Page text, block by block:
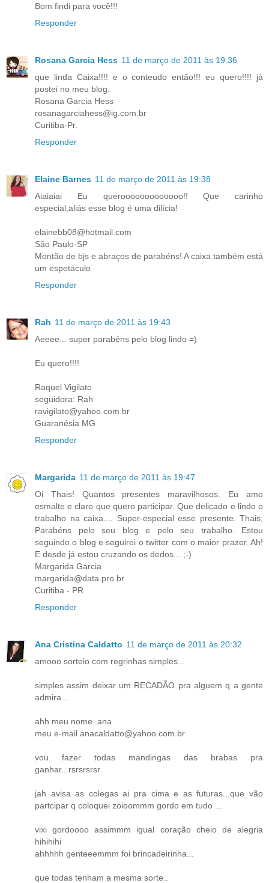
Bom findi para você!!!
Responder
Rosana Garcia Hess 11 de março de 2011 às 19:36
que linda Caixa!!!! e o conteudo então!!! eu quero!!!! já
postei no meu blog.
Rosana Garcia Hess
rosanagarciahess@ig.com.br
Curitiba-Pr.
Responder
Elaine Barnes 11 de março de 2011 às 19:38
Aiaiaiai Eu querooooooooooooo!! Que carinho
especial,aliás esse blog é uma dilícia!
elainebb08@hotmail.com
São Paulo-SP
Montão de bjs e abraços de parabéns! A caixa também está
um espetáculo
Responder
Rah 11 de março de 2011 às 19:43
Aeeee... super parabéns pelo blog lindo =)
Eu quero!!!!
Raquel Vigilato
seguidora: Rah
ravigilato@yahoo.com.br
Guaranésia MG
Responder
Margarida 11 de março de 2011 às 19:47
Oi Thais! Quantos presentes maravilhosos. Eu amo
esmalte e claro que quero participar. Que delicado e lindo o
trabalho na caixa.... Super-especial esse presente. Thais,
Parabéns pelo seu blog e pelo seu trabalho. Estou
seguindo o blog e seguirei o twitter com o maior prazer. Ah!
E desde já estou cruzando os dedos... ;-)
Margarida Garcia
margarida@data.pro.br
Curitiba - PR
Responder
Ana Cristina Caldatto 11 de março de 2011 às 20:32
amooo sorteio com regrinhas simples...
simples assim deixar um RECADÃO pra alguem q a gente
admira...
ahh meu nome..ana
meu e-mail anacaldatto@yahoo.com.br
vou fazer todas mandingas das brabas pra
ganhar...rsrsrsrsr
jah avisa as colegas ai pra cima e as futuras...que vão
partcipar q coloquei zoioommm gordo em tudo ...
vixi gordoooo assimmm igual coração cheio de alegria
hihihihi
ahhhhh genteeemmm foi brincadeirinha...
que todas tenham a mesma sorte..